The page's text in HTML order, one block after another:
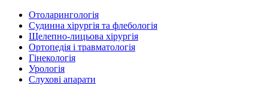
Отоларингологія
Судинна хірургія та флебологія
Щелепно-лицьова хірургія
Ортопедія і травматологія
Гінекологія
Урологія
Слухові апарати